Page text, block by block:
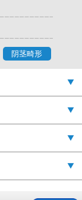
阴茎畸形